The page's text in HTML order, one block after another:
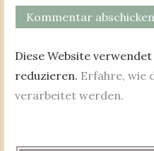
Diese Website
reduzieren. Erfahre, wie
verarbeitet werden.